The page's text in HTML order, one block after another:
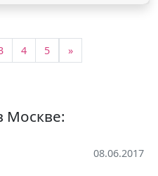
4 5 »
Москве:
08.06.2017